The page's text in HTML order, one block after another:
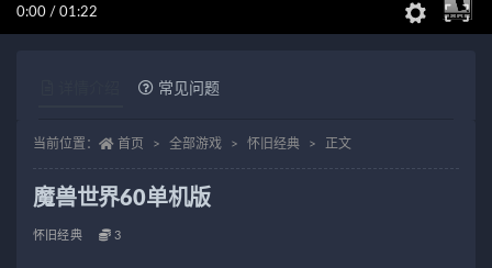
0:00 / 01:22
常见问题
当前位置： 首页 全部游戏 怀旧经典 正文
魔兽世界60单机版
怀旧经典 3